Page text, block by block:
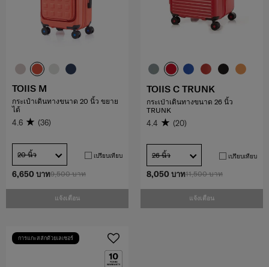
9,500 บาท
6,650 บาท
แจ้งเตือน
TOIIS M
กระเป๋าเดินทางขนาด 20 นิ้ว ขยาย
ได้
4.6 (36)
20 นิ้ว เปรียบเทียบ
11,500 บาท
8,050 บาท
แจ้งเตือน
TOIIS C TRUNK
กระเป่าเดินทางขนาด 26 นิ้ว
TRUNK
4.4 (20)
26 นิ้ว เปรียบเทียบ
การแกะสลักด้วยเลเซอร์